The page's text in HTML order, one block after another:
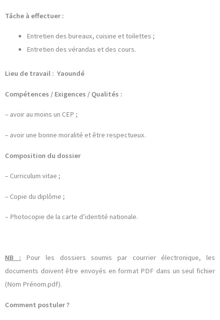
Tâche à effectuer :
Entretien des bureaux, cuisine et toilettes ;
Entretien des vérandas et des cours.
Lieu de travail : Yaoundé
Compétences / Exigences / Qualités :
– avoir au moins un CEP ;
– avoir une bonne moralité et être respectueux.
Composition du dossier
– Curriculum vitae ;
– Copie du diplôme ;
– Photocopie de la carte d’identité nationale.
NB : Pour les dossiers soumis par courrier électronique, les
documents doivent être envoyés en format PDF dans un seul fichier
(Nom Prénom.pdf).
Comment postuler ?